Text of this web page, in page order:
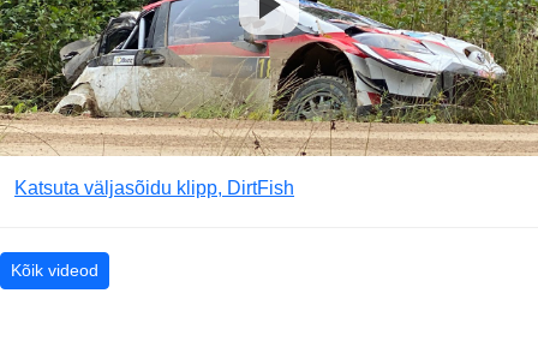
Katsuta väljasõidu klipp, DirtFish
Kõik videod